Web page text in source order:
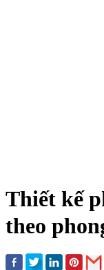
Thiết kế
theo